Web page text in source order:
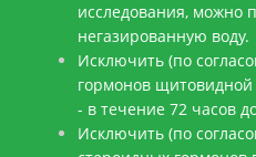
исследования, можно
негазированную воду.
Исключить (по
гормонов
- в течение 72 часов
Исключить (по